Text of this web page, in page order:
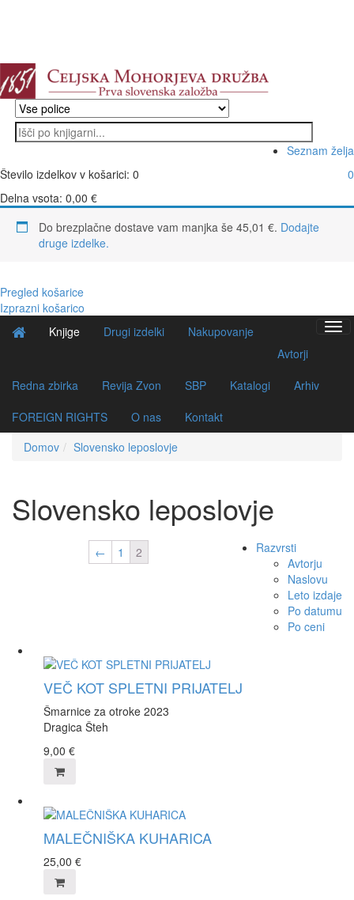
Seznam želja
0
Število izdelkov v košarici: 0
Delna vsota: 0,00 €
Do brezplačne dostave vam manjka še 45,01 €. Dodajte
druge izdelke.
Pregled košarice
Izprazni košarico
Knjige Drugi izdelki
Nakupovanje
Avtorji
Redna zbirka
Revija Zvon SBP Katalogi
Arhiv
FOREIGN RIGHTS
O nas
Kontakt
Domov
Slovensko leposlovje
Slovensko leposlovje
Razvrsti
Avtorju
Naslovu
Leto izdaje
Po datumu
Po ceni
← 1 2
VEČ KOT SPLETNI PRIJATELJ
Šmarnice za otroke 2023
Dragica Šteh
9,00 €
MALEČNIŠKA KUHARICA
25,00 €